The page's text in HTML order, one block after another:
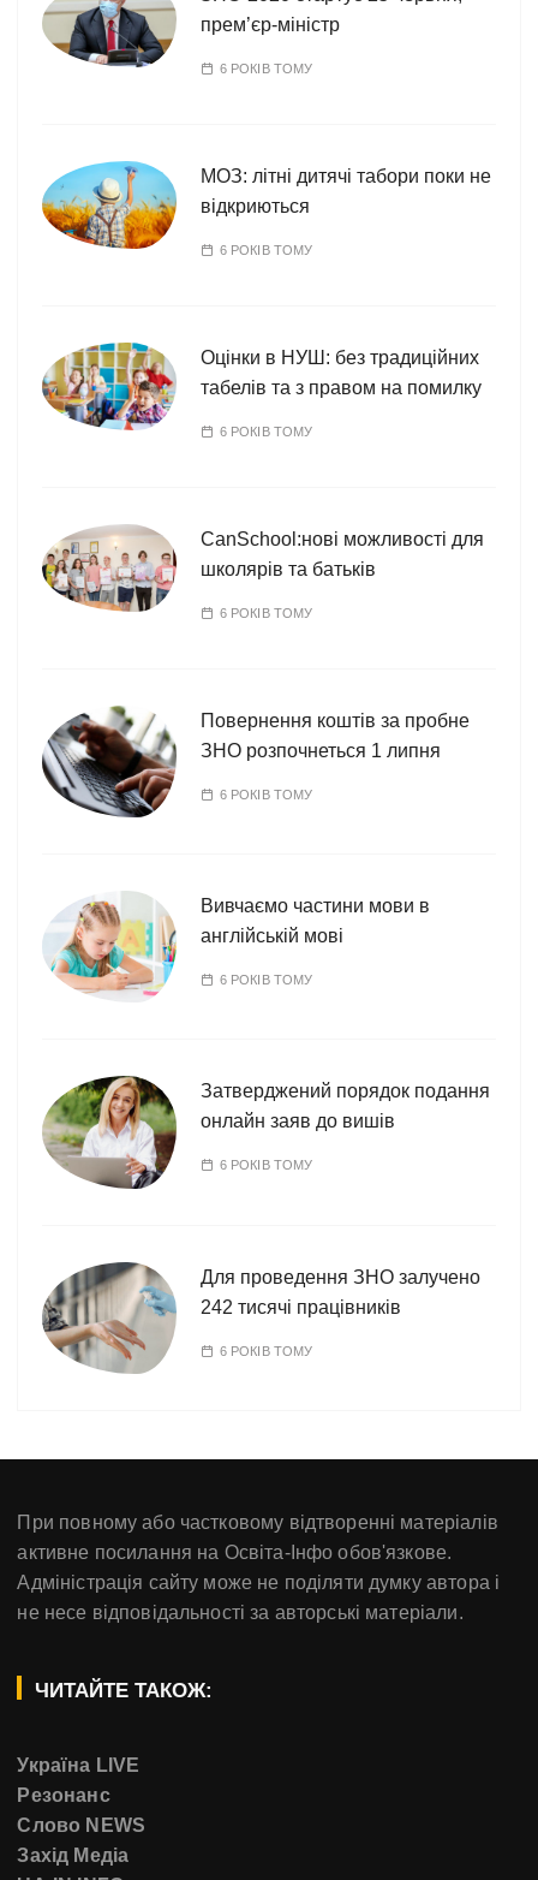
прем’єр-міністр
6 РОКІВ ТОМУ
МОЗ: літні дитячі табори поки не
відкриються
6 РОКІВ ТОМУ
Оцінки в НУШ: без традиційних
табелів та з правом на помилку
6 РОКІВ ТОМУ
CanSchool:нові можливості для
школярів та батьків
6 РОКІВ ТОМУ
Повернення коштів за пробне
ЗНО розпочнеться 1 липня
6 РОКІВ ТОМУ
Вивчаємо частини мови в
англійській мові
6 РОКІВ ТОМУ
Затверджений порядок подання
онлайн заяв до вишів
6 РОКІВ ТОМУ
Для проведення ЗНО залучено
242 тисячі працівників
6 РОКІВ ТОМУ
При повному або частковому відтворенні матеріалів
активне посилання на Освіта-Інфо обов'язкове.
Адміністрація сайту може не поділяти думку автора і
не несе відповідальності за авторські матеріали.
ЧИТАЙТЕ ТАКОЖ:
Україна LIVE
Резонанс
Слово NEWS
Захід Медіа